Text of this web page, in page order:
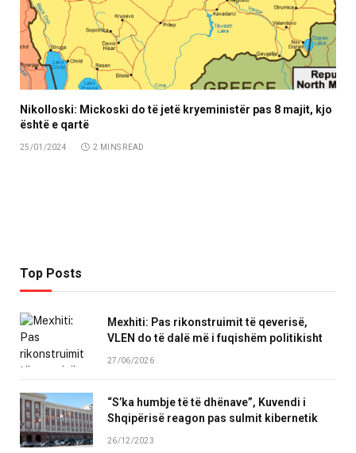
Nikolloski: Mickoski do të jetë kryeministër pas 8 majit, kjo
është e qartë
25/01/2024 2 MINS READ
Top Posts
Mexhiti: Pas rikonstruimit të qeverisë,
VLEN do të dalë më i fuqishëm politikisht
27/06/2026
“S’ka humbje të të dhënave”, Kuvendi i
Shqipërisë reagon pas sulmit kibernetik
26/12/2023